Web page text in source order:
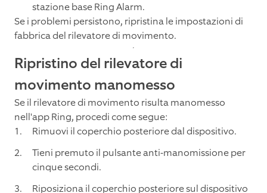
stazione base Ring Alarm.
Se i problemi persistono, ripristina le impostazioni di
fabbrica del rilevatore di movimento.
Ripristino del rilevatore di
movimento manomesso
Se il rilevatore di movimento risulta manomesso
nell'app Ring, procedi come segue:
Rimuovi il coperchio posteriore dal dispositivo.
Tieni premuto il pulsante anti-manomissione per
cinque secondi.
Riposiziona il coperchio posteriore sul dispositivo